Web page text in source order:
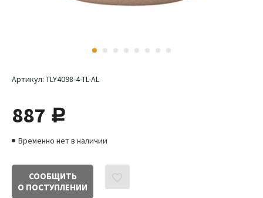
Артикул: TLY4098-4-TL-AL
887 руб.
Временно нет в наличии
СООБЩИТЬ
О ПОСТУПЛЕНИИ